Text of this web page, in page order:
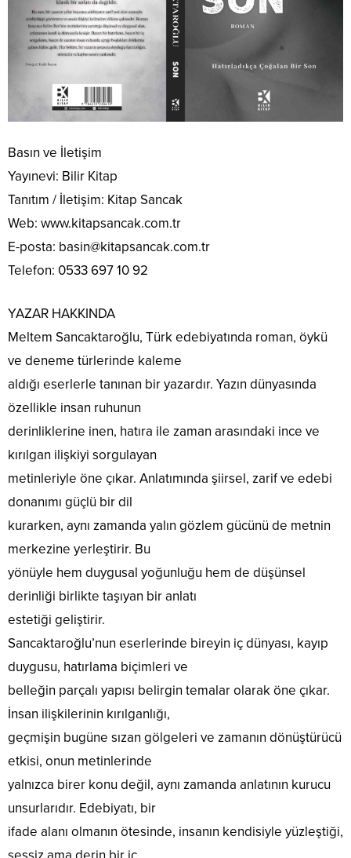
Basın ve İletişim
Yayınevi: Bilir Kitap
Tanıtım / İletişim: Kitap Sancak
Web: www.kitapsancak.com.tr
E-posta: basin@kitapsancak.com.tr
Telefon: 0533 697 10 92
YAZAR HAKKINDA
Meltem Sancaktaroğlu, Türk edebiyatında roman, öykü
ve deneme türlerinde kaleme
aldığı eserlerle tanınan bir yazardır. Yazın dünyasında
özellikle insan ruhunun
derinliklerine inen, hatıra ile zaman arasındaki ince ve
kırılgan ilişkiyi sorgulayan
metinleriyle öne çıkar. Anlatımında şiirsel, zarif ve edebi
donanımı güçlü bir dil
kurarken, aynı zamanda yalın gözlem gücünü de metnin
merkezine yerleştirir. Bu
yönüyle hem duygusal yoğunluğu hem de düşünsel
derinliği birlikte taşıyan bir anlatı
estetiği geliştirir.
Sancaktaroğlu’nun eserlerinde bireyin iç dünyası, kayıp
duygusu, hatırlama biçimleri ve
belleğin parçalı yapısı belirgin temalar olarak öne çıkar.
İnsan ilişkilerinin kırılganlığı,
geçmişin bugüne sızan gölgeleri ve zamanın dönüştürücü
etkisi, onun metinlerinde
yalnızca birer konu değil, aynı zamanda anlatının kurucu
unsurlarıdır. Edebiyatı, bir
ifade alanı olmanın ötesinde, insanın kendisiyle yüzleştiği,